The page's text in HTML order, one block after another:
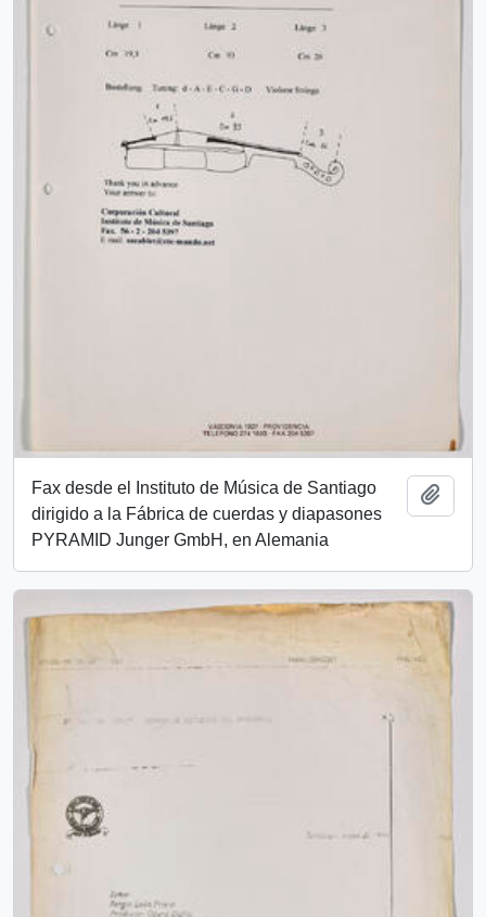
Fax desde el Instituto de Música de Santiago
dirigido a la Fábrica de cuerdas y diapasones
PYRAMID Junger GmbH, en Alemania